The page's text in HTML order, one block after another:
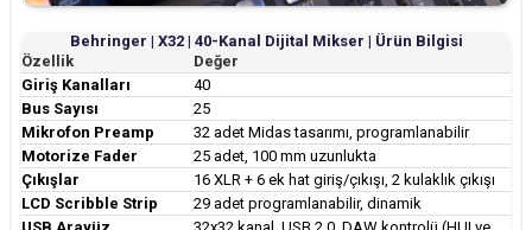
Behringer | X32 | 40-Kanal Dijital Mikser | Ürün Bilgisi
Özellik
Değer
Giriş Kanalları
40
Bus Sayısı
25
Mikrofon Preamp
32 adet Midas tasarımı, programlanabilir
Motorize Fader
25 adet, 100 mm uzunlukta
Çıkışlar
16 XLR + 6 ek hat giriş/çıkışı, 2 kulaklık çıkışı
LCD Scribble Strip
29 adet programlanabilir, dinamik